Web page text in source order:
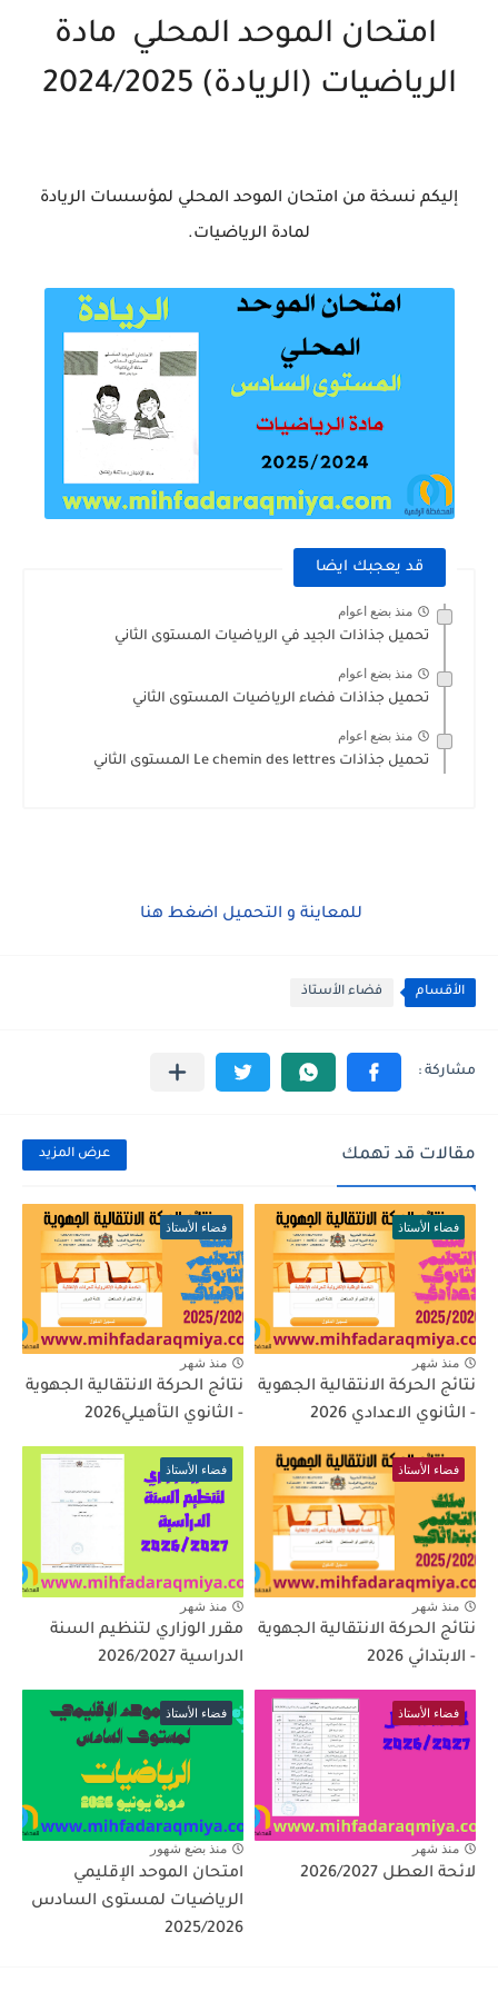
امتحان الموحد المحلي مادة
الرياضيات (الريادة) 2024/2025
إليكم نسخة من امتحان الموحد المحلي لمؤسسات الريادة
لمادة الرياضيات.
قد يعجبك ايضا
منذ بضع اعوام
تحميل جذاذات الجيد في الرياضيات المستوى الثاني
منذ بضع اعوام
تحميل جذاذات فضاء الرياضيات المستوى الثاني
منذ بضع اعوام
تحميل جذاذات Le chemin des lettres المستوى الثاني
للمعاينة و التحميل اضغط هنا
الأقسام فضاء الأستاذ
مقالات قد تهمك عرض المزيد
فضاء الأستاذ
منذ شهر
نتائج الحركة الانتقالية الجهوية
- الثانوي الاعدادي 2026
فضاء الأستاذ
منذ شهر
نتائج الحركة الانتقالية الجهوية
- الثانوي التأهيلي2026
فضاء الأستاذ
منذ شهر
نتائج الحركة الانتقالية الجهوية
- الابتدائي 2026
فضاء الأستاذ
منذ شهر
مقرر الوزاري لتنظيم السنة
الدراسية 2026/2027
فضاء الأستاذ
منذ شهر
لائحة العطل 2026/2027
فضاء الأستاذ
منذ بضع شهور
امتحان الموحد الإقليمي
الرياضيات لمستوى السادس
2025/2026